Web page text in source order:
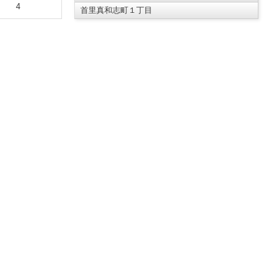
4 首里真和志町１丁目